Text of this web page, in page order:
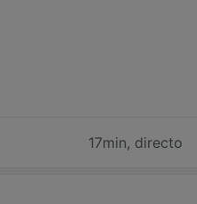
17min, directo